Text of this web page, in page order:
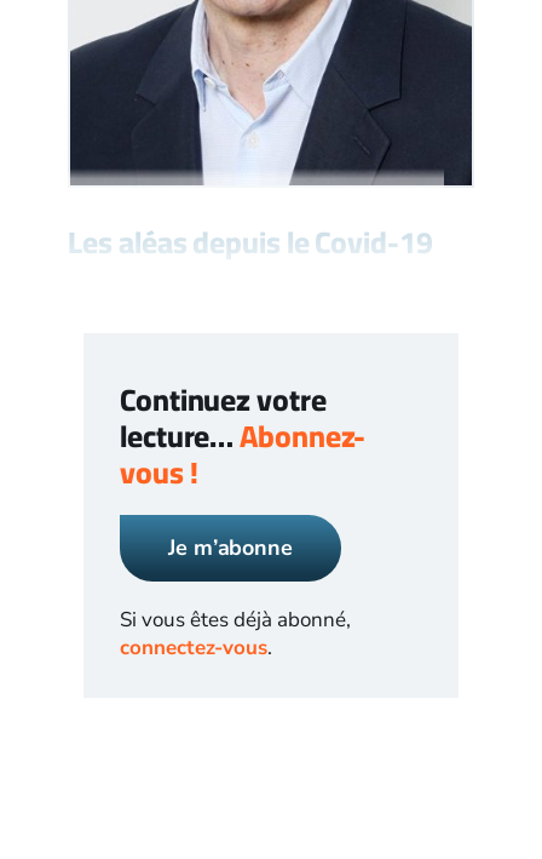
Les aléas depuis le Covid-19
Continuez votre
lecture…Abonnez-
vous !
Je m’abonne
Si vous êtes déjà abonné,
connectez-vous.